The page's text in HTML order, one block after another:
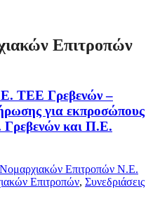
Επιτροπών
ΤΕΕ Γρεβενών –
για εκπροσώπους
και Π.Ε.
Νομαρχιακών Επιτροπών Ν.Ε.
Επιτροπών, Συνεδριάσεις